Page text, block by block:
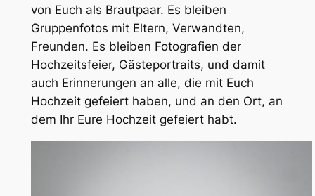
von Euch als Brautpaar. Es bleiben
Gruppenfotos mit Eltern, Verwandten,
Freunden. Es bleiben Fotografien der
Hochzeitsfeier, Gästeportraits, und damit
auch Erinnerungen an alle, die mit Euch
Hochzeit gefeiert haben, und an den Ort, an
dem Ihr Eure Hochzeit gefeiert habt.